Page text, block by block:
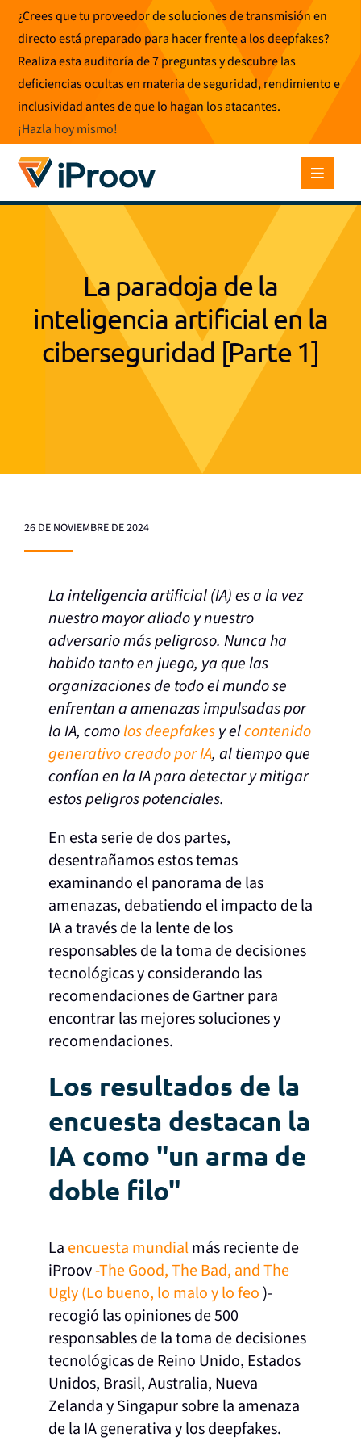
contenido
¿Crees que tu proveedor de soluciones de transmisión en
directo está preparado para hacer frente a los deepfakes?
Realiza esta auditoría de 7 preguntas y descubre las
deficiencias ocultas en materia de seguridad, rendimiento e
inclusividad antes de que lo hagan los atacantes.
¡Hazla hoy mismo!
La paradoja de la
inteligencia artificial en la
ciberseguridad [Parte 1]
26 DE NOVIEMBRE DE 2024
La inteligencia artificial (IA) es a la vez
nuestro mayor aliado y nuestro
adversario más peligroso. Nunca ha
habido tanto en juego, ya que las
organizaciones de todo el mundo se
enfrentan a amenazas impulsadas por
la IA, comolos deepfakesy elcontenido
generativo creado por IA, al tiempo que
confían en la IA para detectar y mitigar
estos peligros potenciales.
En esta serie de dos partes,
desentrañamos estos temas
examinando el panorama de las
amenazas, debatiendo el impacto de la
IA a través de la lente de los
responsables de la toma de decisiones
tecnológicas y considerando las
recomendaciones de Gartner para
encontrar las mejores soluciones y
recomendaciones.
Los resultados de la
encuesta destacan la
IA como "un arma de
doble filo"
La encuesta mundialmás reciente de
iProov-The Good, The Bad, and The
Ugly (Lo bueno, lo malo y lo feo )-
recogió las opiniones de 500
responsables de la toma de decisiones
tecnológicas de Reino Unido, Estados
Unidos, Brasil, Australia, Nueva
Zelanda y Singapur sobre la amenaza
de la IA generativa y los deepfakes.